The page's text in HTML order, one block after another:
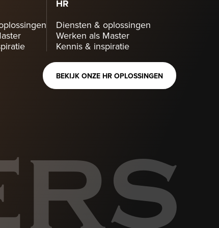
HR
Diensten & oplossingen
Werken als Master
Kennis & inspiratie
BEKIJK ONZE HR OPLOSSINGEN